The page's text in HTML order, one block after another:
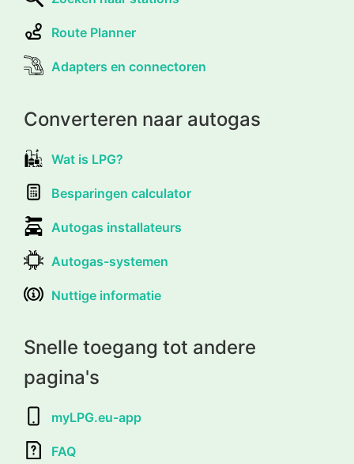
Route Planner
Adapters en connectoren
Converteren naar autogas
Wat is LPG?
Besparingen calculator
Autogas installateurs
Autogas-systemen
Nuttige informatie
Snelle toegang tot andere
pagina's
myLPG.eu-app
FAQ